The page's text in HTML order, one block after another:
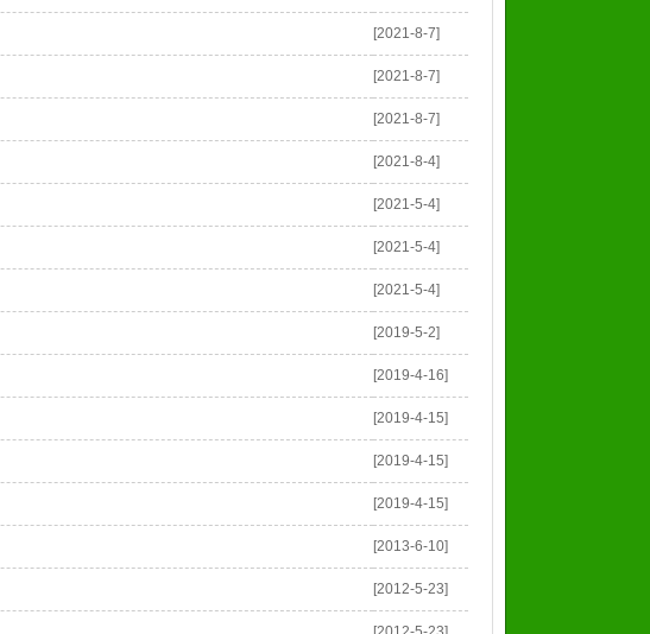
[2021-8-7]
[2021-8-7]
[2021-8-7]
[2021-8-4]
[2021-5-4]
[2021-5-4]
[2021-5-4]
[2019-5-2]
[2019-4-16]
[2019-4-15]
[2019-4-15]
[2019-4-15]
[2013-6-10]
[2012-5-23]